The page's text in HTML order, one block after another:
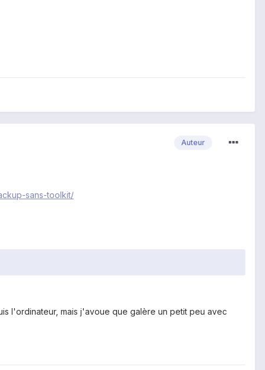
Auteur
sans-toolkit/
l'ordinateur, mais j'avoue que galère un petit peu avec